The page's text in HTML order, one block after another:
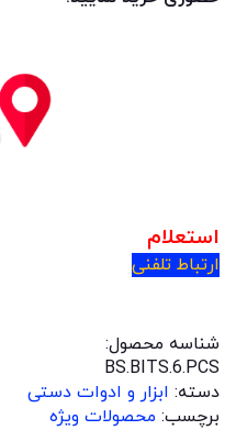
استعلام
ارتباط تلفنی
شناسه محصول:
BS.BITS.6.PCS
دسته: ابزار و ادوات دستی
برچسب: محصولات ویژه